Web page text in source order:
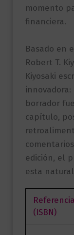
momento
financiera.
Basado en
Robert T.
Kiyosaki
borrador
capítulo,
edición, el
esta
Referencia
(ISBN)